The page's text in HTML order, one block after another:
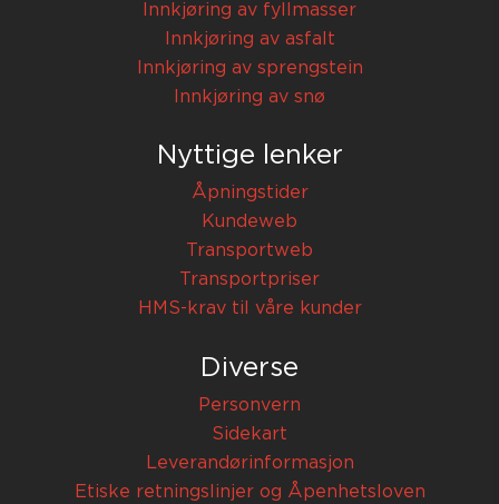
Innkjøring av fyllmasser
Innkjøring av asfalt
Innkjøring av sprengstein
Innkjøring av snø
Nyttige lenker
Åpningstider
Kundeweb
Transportweb
Transportpriser
HMS-krav til våre kunder
Diverse
Personvern
Sidekart
Leverandørinformasjon
Etiske retningslinjer og Åpenhetsloven